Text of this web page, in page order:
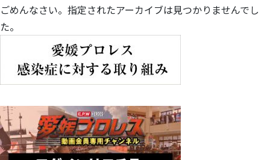
ごめんなさい。指定されたアーカイブは見つかりませんでし
た。